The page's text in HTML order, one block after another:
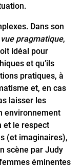
Dans son
pragmatique,
idéal pour
et qu’ils
pratiques, à
et, en cas
laisser les
environnement
et le respect
(et imaginaires),
scène par Judy
éminentes